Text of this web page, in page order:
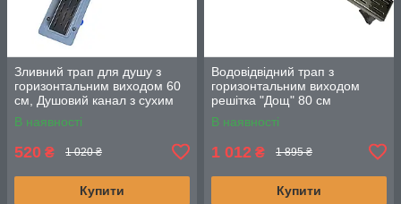
Зливний трап для душу з
горизонтальним виходом 60
см, Душовий канал з сухим
затвором, чорна решітка
В наявності
520 ₴ 1 020 ₴
Купити
Водовідвідний трап з
горизонтальним виходом
решітка "Дощ" 80 см
В наявності
1 012 ₴ 1 895 ₴
Купити